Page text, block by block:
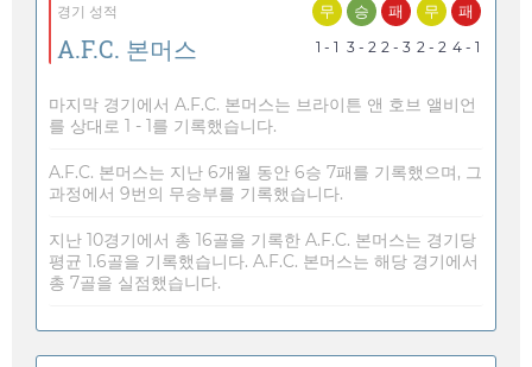
경기 성적
A.F.C. 본머스
무
1 - 1
승
3 - 2
패
2 - 3
무
2 - 2
패
4 - 1
마지막 경기에서 A.F.C. 본머스는 브라이튼 앤 호브 앨비언
를 상대로 1 - 1를 기록했습니다.
A.F.C. 본머스는 지난 6개월 동안 6승 7패를 기록했으며, 그
과정에서 9번의 무승부를 기록했습니다.
지난 10경기에서 총 16골을 기록한 A.F.C. 본머스는 경기당
평균 1.6골을 기록했습니다. A.F.C. 본머스는 해당 경기에서
총 7골을 실점했습니다.